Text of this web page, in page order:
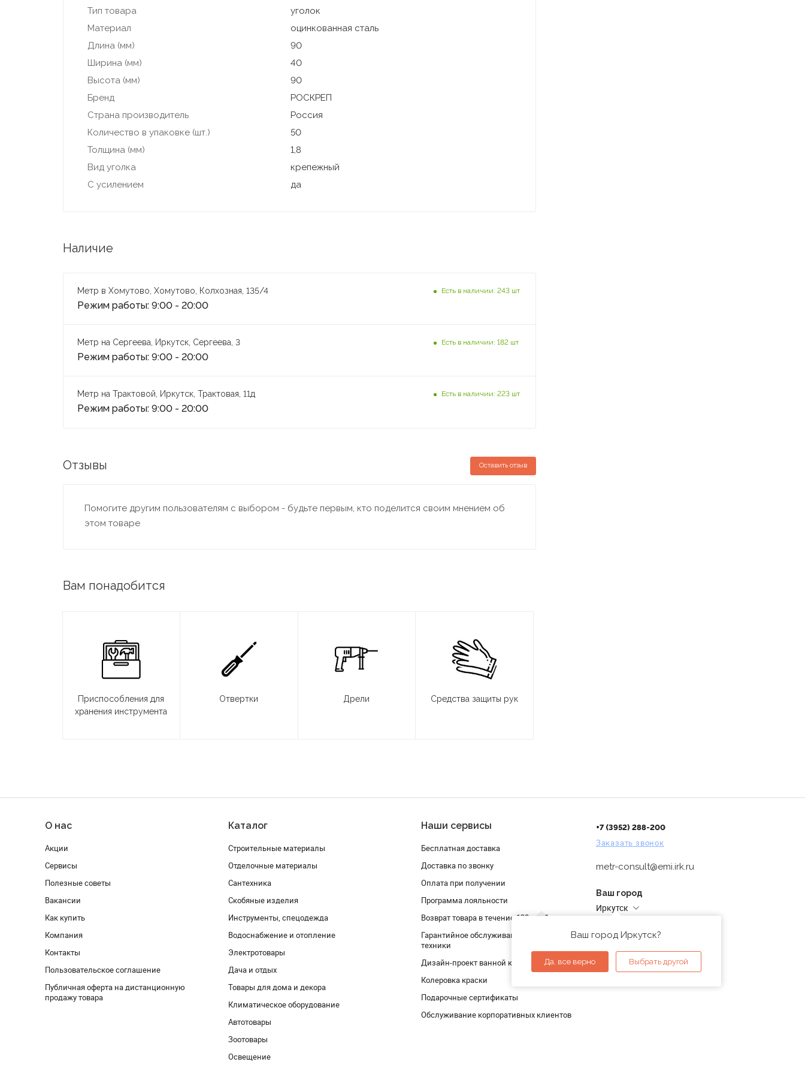
Тип товара
уголок
Материал
оцинкованная сталь
Длина (мм)
90
Ширина (мм)
40
Высота (мм)
90
Бренд
РОСКРЕП
Страна производитель
Россия
Количество в упаковке (шт.)
50
Толщина (мм)
1,8
Вид уголка
крепежный
С усилением
да
Наличие
Метр в Хомутово, Хомутово, Колхозная, 135/4
Режим работы: 9:00 - 20:00
Есть в наличии: 243 шт
Метр на Сергеева, Иркутск, Сергеева, 3
Режим работы: 9:00 - 20:00
Есть в наличии: 182 шт
Метр на Трактовой, Иркутск, Трактовая, 11д
Режим работы: 9:00 - 20:00
Есть в наличии: 223 шт
Отзывы Оставить отзыв
Помогите другим пользователям с выбором - будьте первым, кто поделится своим мнением об
этом товаре
Вам понадобится
Приспособления для
хранения инструмента
Отвертки Дрели Средства защиты рук
О нас
Акции
Сервисы
Полезные советы
Вакансии
Как купить
Компания
Контакты
Пользовательское соглашение
Публичная оферта на дистанционную
продажу товара
Каталог
Строительные материалы
Отделочные материалы
Сантехника
Скобяные изделия
Инструменты, спецодежда
Водоснабжение и отопление
Электротовары
Дача и отдых
Товары для дома и декора
Климатическое оборудование
Автотовары
Зоотовары
Освещение
Наши сервисы
Бесплатная доставка
Доставка по звонку
Оплата при получении
Программа лояльности
Возврат товара в течение 120 дней
Гарантийное обслуживание и проверка
техники
Дизайн-проект ванной комнаты
Колеровка краски
Подарочные сертификаты
Обслуживание корпоративных клиентов
+7 (3952) 288-200
Заказать звонок
metr-consult@emi.irk.ru
Ваш город
Иркутск
Ваш город Иркутск?
Да, все верно Выбрать другой